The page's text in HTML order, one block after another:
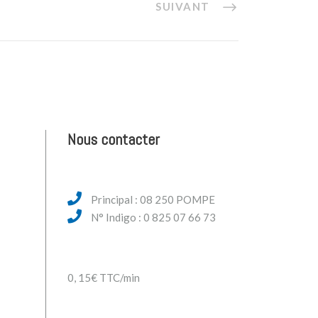
SUIVANT
Nous contacter
Principal : 08 250 POMPE
N° Indigo : 0 825 07 66 73
0, 15€ TTC/min